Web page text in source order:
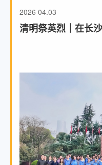
2026 04.03
清明祭英烈｜在长